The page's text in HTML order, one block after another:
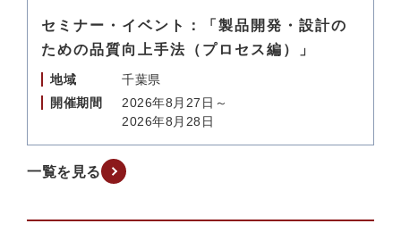
セミナー・イベント：「製品開発・設計の
ための品質向上手法（プロセス編）」
地域
千葉県
開催期間
2026年8月27日～
2026年8月28日
一覧を見る